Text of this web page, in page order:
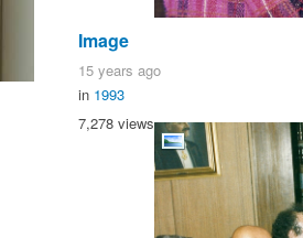
Image
15 years ago
in 1993
7,278 views